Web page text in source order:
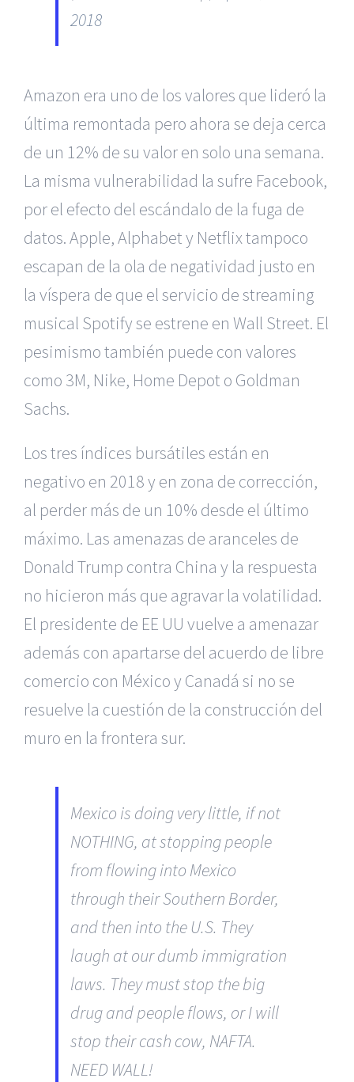
2018
Amazon era uno de los valores que lideró la
última remontada pero ahora se deja cerca
de un 12% de su valor en solo una semana.
La misma vulnerabilidad la sufre Facebook,
por el efecto del escándalo de la fuga de
datos. Apple, Alphabet y Netflix tampoco
escapan de la ola de negatividad justo en
la víspera de que el servicio de streaming
musical Spotify se estrene en Wall Street. El
pesimismo también puede con valores
como 3M, Nike, Home Depot o Goldman
Sachs.
Los tres índices bursátiles están en
negativo en 2018 y en zona de corrección,
al perder más de un 10% desde el último
máximo. Las amenazas de aranceles de
Donald Trump contra China y la respuesta
no hicieron más que agravar la volatilidad.
El presidente de EE UU vuelve a amenazar
además con apartarse del acuerdo de libre
comercio con México y Canadá si no se
resuelve la cuestión de la construcción del
muro en la frontera sur.
Mexico is doing very little, if not
NOTHING, at stopping people
from flowing into Mexico
through their Southern Border,
and then into the U.S. They
laugh at our dumb immigration
laws. They must stop the big
drug and people flows, or I will
stop their cash cow, NAFTA.
NEED WALL!